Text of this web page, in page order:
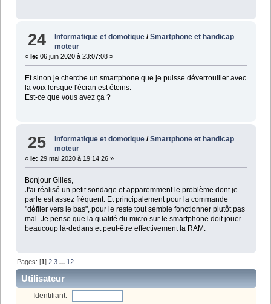
24 Informatique et domotique /Smartphone et handicap
moteur
« le: 06 juin 2020 à 23:07:08 »
Et sinon je cherche un smartphone que je puisse déverrouiller avec
la voix lorsque l'écran est éteins.
Est-ce que vous avez ça ?
25 Informatique et domotique /Smartphone et handicap
moteur
« le: 29 mai 2020 à 19:14:26 »
Bonjour Gilles,
J'ai réalisé un petit sondage et apparemment le problème dont je
parle est assez fréquent. Et principalement pour la commande
"défiler vers le bas", pour le reste tout semble fonctionner plutôt pas
mal. Je pense que la qualité du micro sur le smartphone doit jouer
beaucoup là-dedans et peut-être effectivement la RAM.
Pages: [1]2 3 ... 12
Utilisateur
Identifiant: